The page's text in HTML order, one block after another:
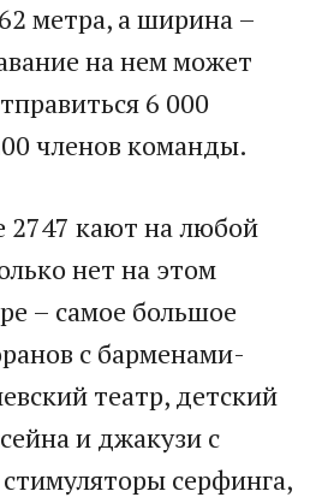
метра, а ширина –
на нем может
6 000
членов команды.
2747 кают на любой
нет на этом
– самое большое
с барменами-
театр, детский
и джакузи с
серфинга,